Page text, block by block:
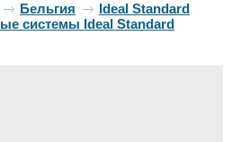
Бельгия
Ideal Standard
системы Ideal Standard